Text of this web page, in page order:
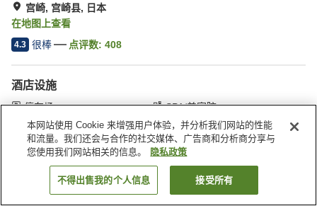
宫崎, 宫崎县, 日本
在地图上查看
4.3 很棒 点评数: 408
酒店设施
停车场
SPA/美容院
休息室
自动售货机
首页 日本 宫崎县 宫崎 Miyazaki Green Hotel
搜索客房
本网站使用 Cookie 来增强用户体验，并分析我们网站的性能
和流量。我们还会与合作的社交媒体、广告商和分析商分享与
您使用我们网站相关的信息。
隐私政策
不得出售我的个人信息 接受所有